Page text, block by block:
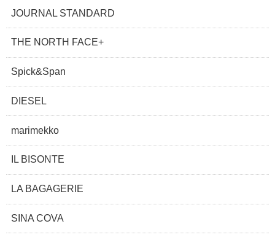
JOURNAL STANDARD
THE NORTH FACE+
Spick&Span
DIESEL
marimekko
IL BISONTE
LA BAGAGERIE
SINA COVA